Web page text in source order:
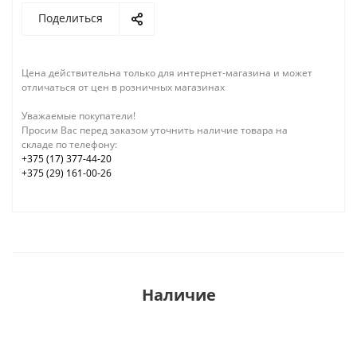
Поделиться
Цена действительна только для интернет-магазина и может
отличаться от цен в розничных магазинах
Уважаемые покупатели!
Просим Вас перед заказом уточнить наличие товара на
складе по телефону:
+375 (17) 377-44-20
+375 (29) 161-00-26
Наличие